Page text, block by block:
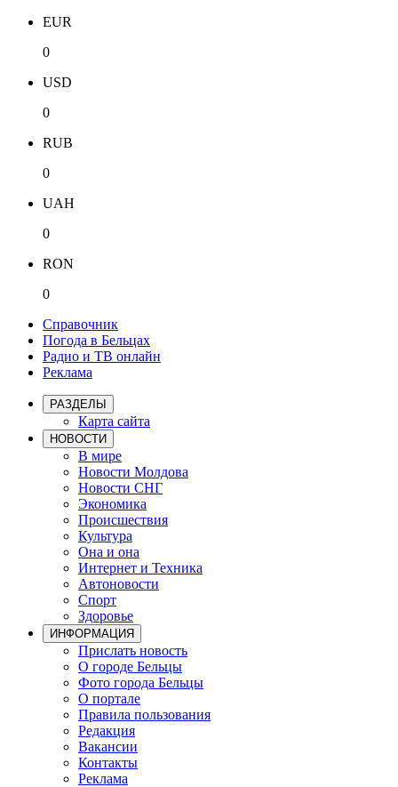
EUR
0
USD
0
RUB
0
UAH
0
RON
0
Справочник
Погода в Бельцах
Радио и ТВ онлайн
Реклама
РАЗДЕЛЫ
Карта сайта
НОВОСТИ
В мире
Новости Молдова
Новости СНГ
Экономика
Происшествия
Культура
Она и она
Интернет и Техника
Автоновости
Спорт
Здоровье
ИНФОРМАЦИЯ
Прислать новость
О городе Бельцы
Фото города Бельцы
О портале
Правила пользования
Редакция
Вакансии
Контакты
Реклама